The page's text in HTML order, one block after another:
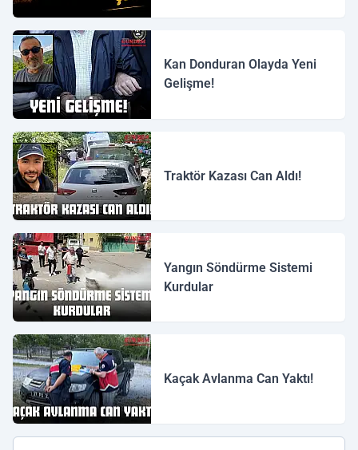
Kan Donduran Olayda Yeni
Gelişme!
Traktör Kazası Can Aldı!
Yangın Söndürme Sistemi
Kurdular
Kaçak Avlanma Can Yaktı!